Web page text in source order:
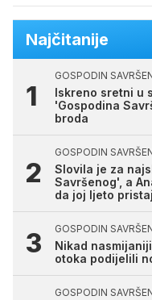
Najčitanije
GOSPODIN
Iskreno sretni u
'Gospodina
broda
GOSPODIN
Slovila je za
Savršenog', a
da joj ljeto
GOSPODIN
Nikad
otoka podijelili
GOSPODIN